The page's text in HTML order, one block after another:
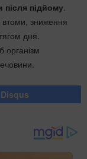
після підйому.
втоми, зниження
дня.
організм
Disqus